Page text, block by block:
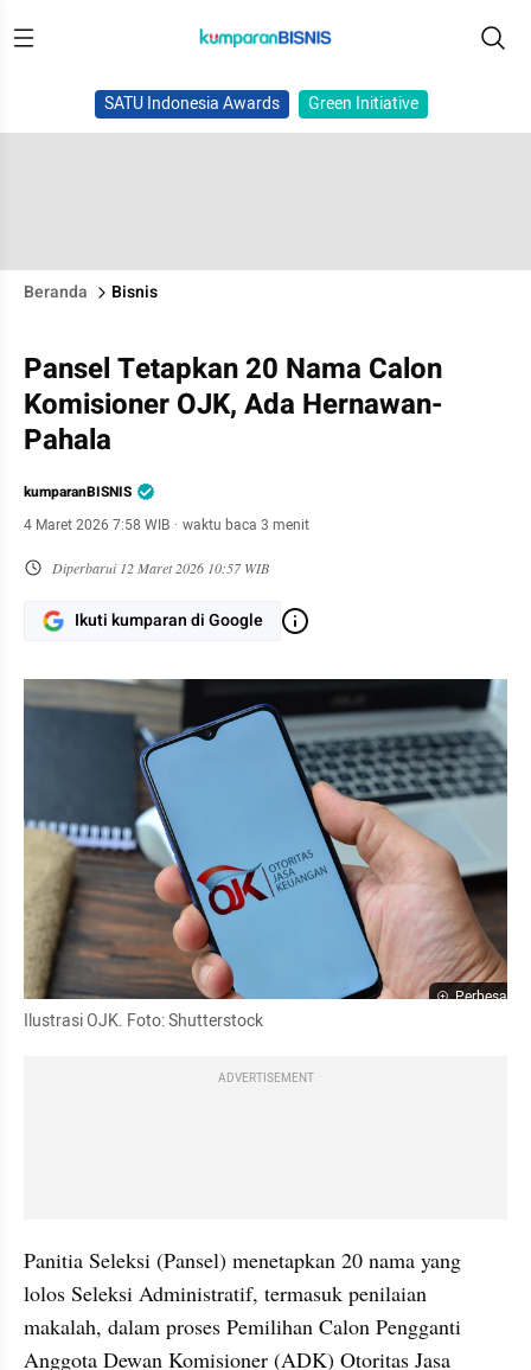
SATU Indonesia Awards Green Initiative
Beranda Bisnis
Pansel Tetapkan 20 Nama Calon
Komisioner OJK, Ada Hernawan-
Pahala
kumparanBISNIS
4 Maret 2026 7:58 WIB · waktu baca 3 menit
Diperbarui 12 Maret 2026 10:57 WIB
Ikuti kumparan di Google
Perbesar
Ilustrasi OJK. Foto: Shutterstock
ADVERTISEMENT
Panitia Seleksi (Pansel) menetapkan 20 nama yang
lolos Seleksi Administratif, termasuk penilaian
makalah, dalam proses Pemilihan Calon Pengganti
Anggota Dewan Komisioner (ADK) Otoritas Jasa